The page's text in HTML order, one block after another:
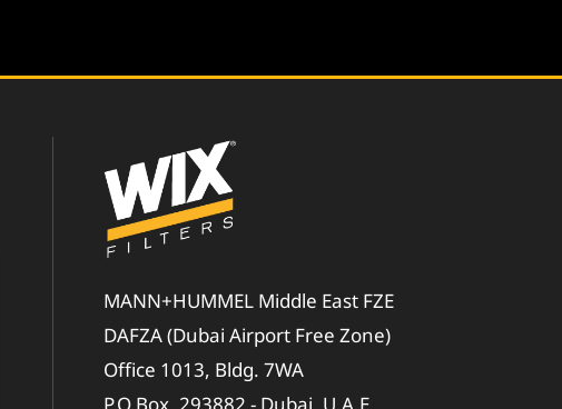
MANN+HUMMEL Middle East FZE
DAFZA (Dubai Airport Free Zone)
Office 1013, Bldg. 7WA